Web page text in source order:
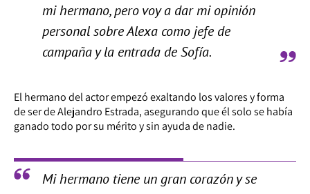
mi hermano, pero voy a dar mi opinión
personal sobre Alexa como jefe de
campaña y la entrada de Sofía.
El hermano del actor empezó exaltando los valores y forma
de ser de Alejandro Estrada, asegurando que él solo se había
ganado todo por su mérito y sin ayuda de nadie.
Mi hermano tiene un gran corazón y se